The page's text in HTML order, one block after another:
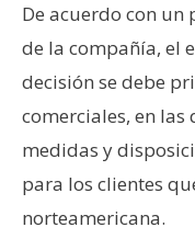
n
á
l
i
i
s
De acuerdo con
de la compañía, el
decisión se debe
comerciales, en las
medidas y
para los clientes
norteamericana.